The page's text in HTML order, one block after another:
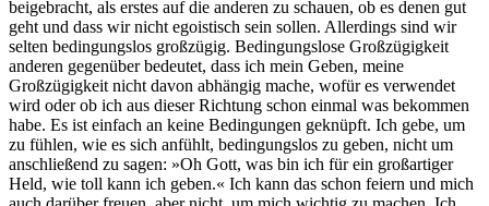
beigebracht, als erstes auf die anderen zu schauen, ob es denen gut
geht und dass wir nicht egoistisch sein sollen. Allerdings sind wir
selten bedingungslos großzügig. Bedingungslose Großzügigkeit
anderen gegenüber bedeutet, dass ich mein Geben, meine
Großzügigkeit nicht davon abhängig mache, wofür es verwendet
wird oder ob ich aus dieser Richtung schon einmal was bekommen
habe. Es ist einfach an keine Bedingungen geknüpft. Ich gebe, um
zu fühlen, wie es sich anfühlt, bedingungslos zu geben, nicht um
anschließend zu sagen: »Oh Gott, was bin ich für ein großartiger
Held, wie toll kann ich geben.« Ich kann das schon feiern und mich